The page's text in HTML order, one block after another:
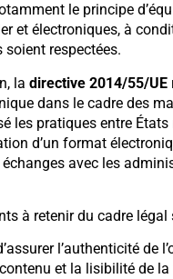
le principe
et électroniques, à
respectées.
la directive 2014/55/UE
dans le cadre des
les pratiques entre États
d’un format
avec les
à retenir du cadre légal
l’authenticité de
contenu et la lisibilité de